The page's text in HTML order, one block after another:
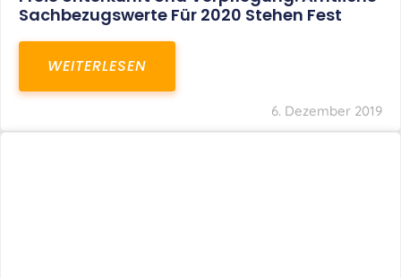
Sachbezugswerte Für 2020 Stehen Fest
WEITERLESEN
6. Dezember 2019